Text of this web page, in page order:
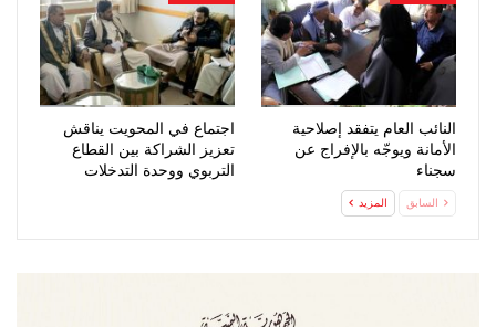
النائب العام يتفقد إصلاحية
الأمانة ويوجّه بالإفراج عن
سجناء
اجتماع في المحويت يناقش
تعزيز الشراكة بين القطاع
التربوي ووحدة التدخلات
السابق المزيد